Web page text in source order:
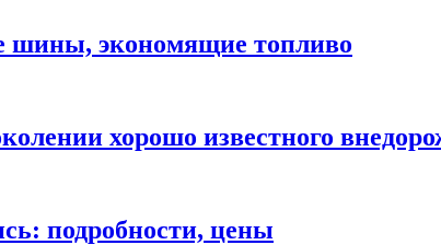
шины, экономящие топливо
хорошо известного
подробности, цены